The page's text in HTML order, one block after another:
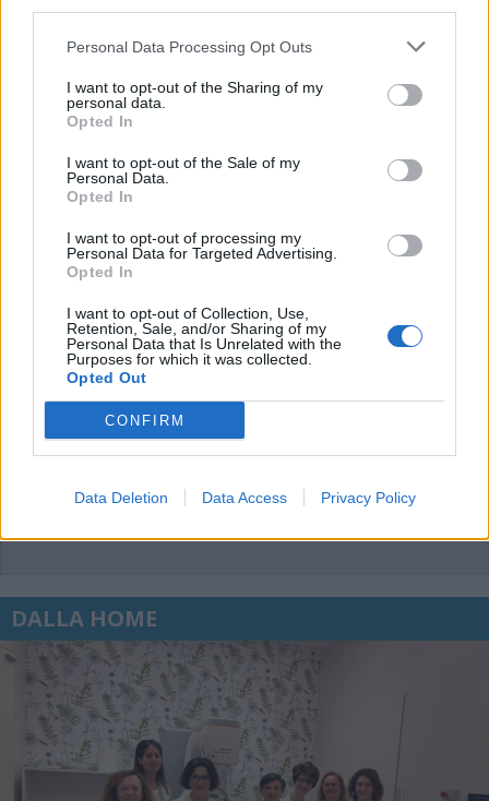
Personal Data Processing Opt Outs
I want to opt-out of the Sharing of my
personal data.
Opted In
I want to opt-out of the Sale of my
Personal Data.
Opted In
I want to opt-out of processing my
Personal Data for Targeted Advertising.
Opted In
I want to opt-out of Collection, Use,
Retention, Sale, and/or Sharing of my
Personal Data that Is Unrelated with the
Purposes for which it was collected.
Opted Out
CONFIRM
Data Deletion Data Access Privacy Policy
Commenti
Accedi registrati per commentare questo
articolo.
L'email è richiesta ma non verrà mostrata ai visitatori. Il contenuto di questo
di VareseNews.it, che rimane autonoma e indipendente. I messaggi inclusi nei
commenti non sono testi giornalistici, ma post inviati dai singoli lettori che
possono essere automaticamente pubblicati senza filtro preventivo. I commenti
che includano uno o più link a siti esterni verranno rimossi in automatico dal
DALLA HOME